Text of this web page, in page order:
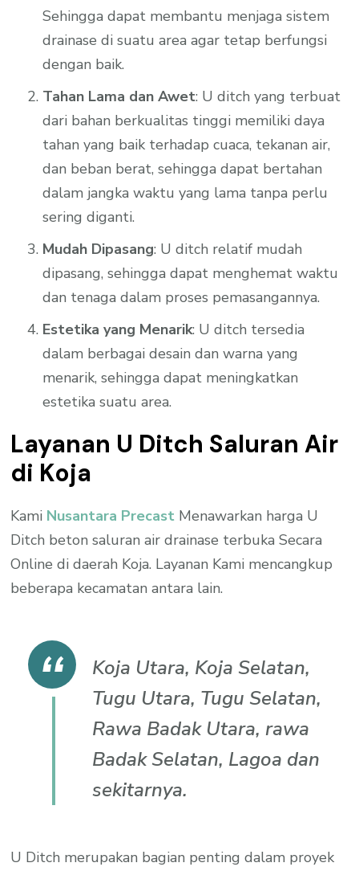
Sehingga dapat membantu menjaga sistem
drainase di suatu area agar tetap berfungsi
dengan baik.
Tahan Lama dan Awet: U ditch yang terbuat
dari bahan berkualitas tinggi memiliki daya
tahan yang baik terhadap cuaca, tekanan air,
dan beban berat, sehingga dapat bertahan
dalam jangka waktu yang lama tanpa perlu
sering diganti.
Mudah Dipasang: U ditch relatif mudah
dipasang, sehingga dapat menghemat waktu
dan tenaga dalam proses pemasangannya.
Estetika yang Menarik: U ditch tersedia
dalam berbagai desain dan warna yang
menarik, sehingga dapat meningkatkan
estetika suatu area.
Layanan U Ditch Saluran Air
di Koja
Kami Nusantara Precast Menawarkan harga U
Ditch beton saluran air drainase terbuka Secara
Online di daerah Koja. Layanan Kami mencangkup
beberapa kecamatan antara lain.
Koja Utara, Koja Selatan,
Tugu Utara, Tugu Selatan,
Rawa Badak Utara, rawa
Badak Selatan, Lagoa dan
sekitarnya.
U Ditch merupakan bagian penting dalam proyek